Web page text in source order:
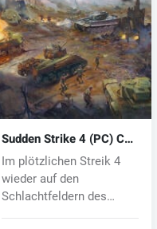
Sudden Strike 4 (PC) CD
key
Im plötzlichen Streik 4
wieder auf den
Schlachtfeldern des